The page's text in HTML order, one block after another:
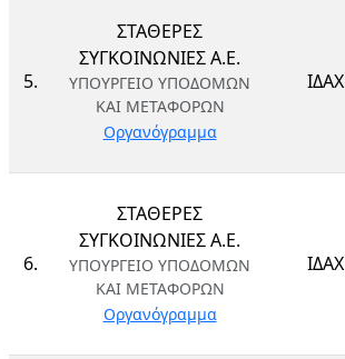
5.
ΣΤΑΘΕΡΕΣ
ΣΥΓΚΟΙΝΩΝΙΕΣ Α.Ε.
ΥΠΟΥΡΓΕΙΟ ΥΠΟΔΟΜΩΝ
ΚΑΙ ΜΕΤΑΦΟΡΩΝ
Οργανόγραμμα
ΙΔΑΧ
6.
ΣΤΑΘΕΡΕΣ
ΣΥΓΚΟΙΝΩΝΙΕΣ Α.Ε.
ΥΠΟΥΡΓΕΙΟ ΥΠΟΔΟΜΩΝ
ΚΑΙ ΜΕΤΑΦΟΡΩΝ
Οργανόγραμμα
ΙΔΑΧ